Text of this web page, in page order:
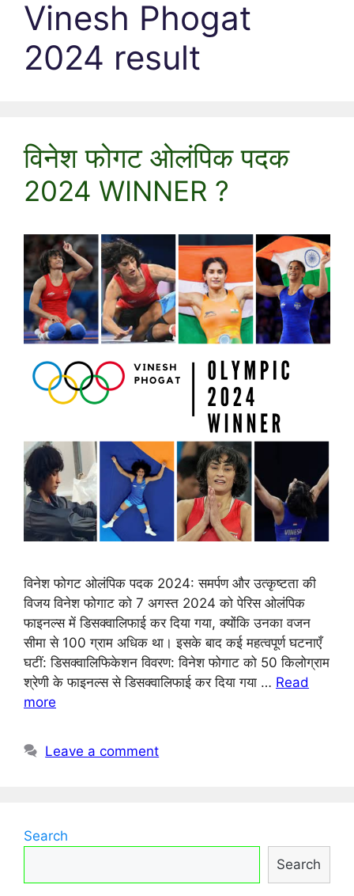
Vinesh Phogat
2024 result
विनेश फोगट ओलंपिक पदक
2024 WINNER ?
विनेश फोगट ओलंपिक पदक 2024: समर्पण और उत्कृष्टता की
विजय विनेश फोगाट को 7 अगस्त 2024 को पेरिस ओलंपिक
फाइनल्स में डिसक्वालिफाई कर दिया गया, क्योंकि उनका वजन
सीमा से 100 ग्राम अधिक था। इसके बाद कई महत्वपूर्ण घटनाएँ
घटीं: डिसक्वालिफिकेशन विवरण: विनेश फोगाट को 50 किलोग्राम
श्रेणी के फाइनल्स से डिसक्वालिफाई कर दिया गया … Read
more
Leave a comment
Search
Search